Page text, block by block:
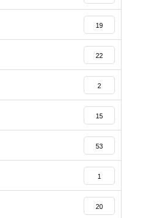
19
22
2
15
53
1
20